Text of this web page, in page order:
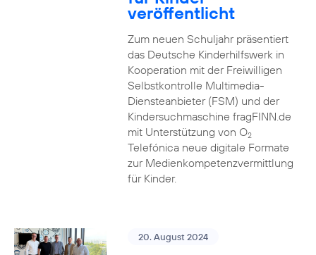
veröffentlicht
Zum neuen Schuljahr präsentiert
das Deutsche Kinderhilfswerk in
Kooperation mit der Freiwilligen
Selbstkontrolle Multimedia-
Diensteanbieter (FSM) und der
Kindersuchmaschine fragFINN.de
mit Unterstützung von O2
Telefónica neue digitale Formate
zur Medienkompetenzvermittlung
für Kinder.
20. August 2024